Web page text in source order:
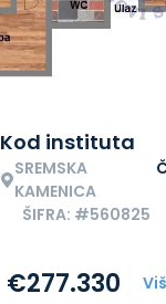
Kod instituta
SREMSKA
KAMENICA
ŠIFRA: #560825
€277.330